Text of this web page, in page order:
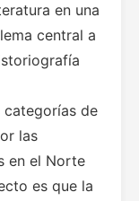
en una
central a
de
las
en el Norte
es que la